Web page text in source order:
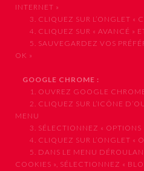
INTERNET »
3. CLIQUEZ SUR L’ONGLET «
4. CLIQUEZ SUR « AVANCÉ »
5. SAUVEGARDEZ VOS
OK »
GOOGLE CHROME :
1. OUVREZ GOOGLE
2. CLIQUEZ SUR L’ICÔNE
MENU
3. SÉLECTIONNEZ « OPTIONS
4. CLIQUEZ SUR L’ONGLET «
5. DANS LE MENU
COOKIES », SÉLECTIONNEZ «